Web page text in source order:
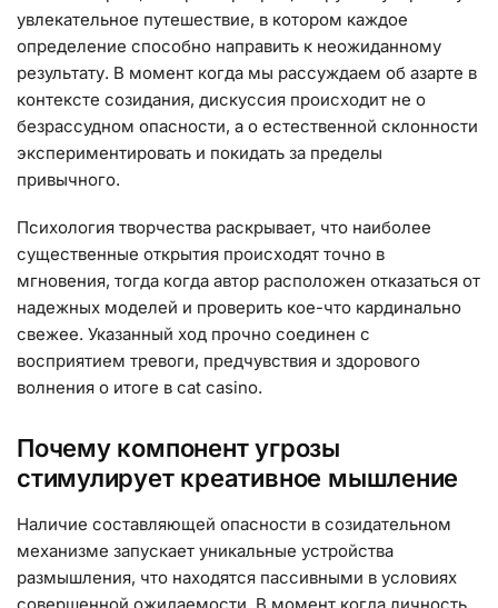
увлекательное путешествие, в котором каждое
определение способно направить к неожиданному
результату. В момент когда мы рассуждаем об азарте в
контексте созидания, дискуссия происходит не о
безрассудном опасности, а о естественной склонности
экспериментировать и покидать за пределы
привычного.
Психология творчества раскрывает, что наиболее
существенные открытия происходят точно в
мгновения, тогда когда автор расположен отказаться от
надежных моделей и проверить кое-что кардинально
свежее. Указанный ход прочно соединен с
восприятием тревоги, предчувствия и здорового
волнения о итоге в cat casino.
Почему компонент угрозы
стимулирует креативное мышление
Наличие составляющей опасности в созидательном
механизме запускает уникальные устройства
размышления, что находятся пассивными в условиях